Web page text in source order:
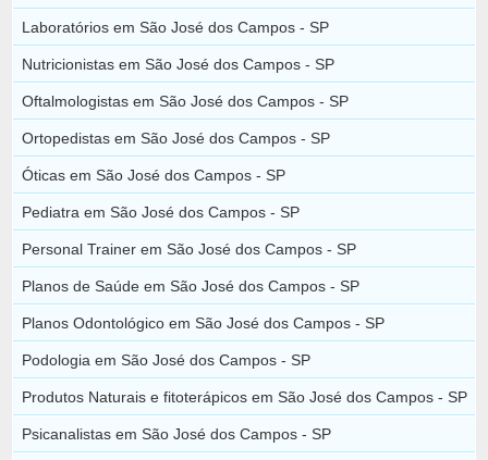
Laboratórios em São José dos Campos - SP
Nutricionistas em São José dos Campos - SP
Oftalmologistas em São José dos Campos - SP
Ortopedistas em São José dos Campos - SP
Óticas em São José dos Campos - SP
Pediatra em São José dos Campos - SP
Personal Trainer em São José dos Campos - SP
Planos de Saúde em São José dos Campos - SP
Planos Odontológico em São José dos Campos - SP
Podologia em São José dos Campos - SP
Produtos Naturais e fitoterápicos em São José dos Campos - SP
Psicanalistas em São José dos Campos - SP